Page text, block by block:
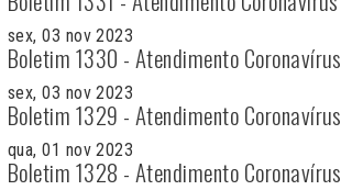
sex, 03 nov 2023
Boletim 1330 - Atendimento Coronavírus
sex, 03 nov 2023
Boletim 1329 - Atendimento Coronavírus
qua, 01 nov 2023
Boletim 1328 - Atendimento Coronavírus